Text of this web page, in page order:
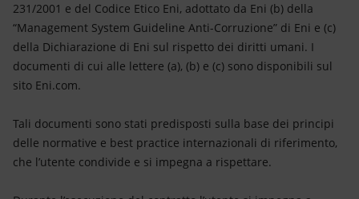
231/2001 e del Codice Etico Eni, adottato da Eni (b) della
“Management System Guideline Anti-Corruzione” di Eni e (c)
della Dichiarazione di Eni sul rispetto dei diritti umani. I
documenti di cui alle lettere (a), (b) e (c) sono disponibili sul
sito Eni.com.
Tali documenti sono stati predisposti sulla base dei principi
delle normative e best practice internazionali di riferimento,
che l’utente condivide e si impegna a rispettare.